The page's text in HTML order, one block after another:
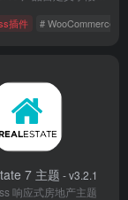
展插件
插件 # WooCommerce
7 主题 - v3.2.1
响应式房地产主题